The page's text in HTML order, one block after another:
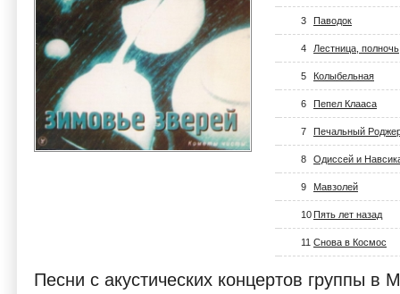
3 Паводок
4 Лестница,
5 Колыбельная
6 Пепел Клааса
7 Печальный
8 Одиссей и
9 Мавзолей
10Пять лет назад
11 Снова в Космос
Песни с акустических концертов группы в